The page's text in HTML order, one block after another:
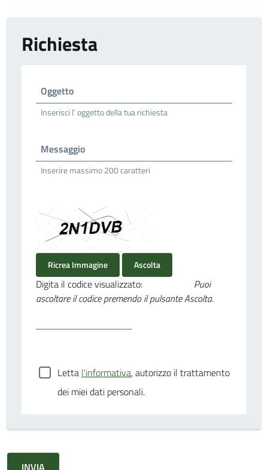
Richiesta
Oggetto
Inserisci l' oggetto della tua richiesta
Messaggio
Inserire massimo 200 caratteri
Ricrea Immagine Ascolta
Digita il codice visualizzato:
Puoi
ascoltare il codice premendo il pulsante Ascolta.
Letta l'informativa, autorizzo il trattamento
dei miei dati personali.